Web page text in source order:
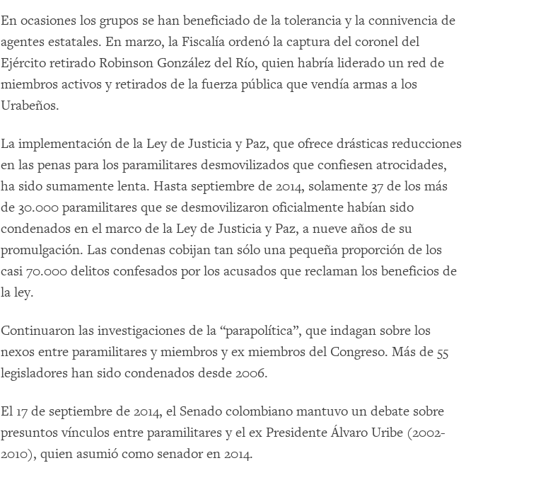
En ocasiones los grupos se han beneficiado de la tolerancia y la connivencia de
agentes estatales. En marzo, la Fiscalía ordenó la captura del coronel del
Ejército retirado Robinson González del Río, quien habría liderado un red de
miembros activos y retirados de la fuerza pública que vendía armas a los
Urabeños.
La implementación de la Ley de Justicia y Paz, que ofrece drásticas reducciones
en las penas para los paramilitares desmovilizados que confiesen atrocidades,
ha sido sumamente lenta. Hasta septiembre de 2014, solamente 37 de los más
de 30.000 paramilitares que se desmovilizaron oficialmente habían sido
condenados en el marco de la Ley de Justicia y Paz, a nueve años de su
promulgación. Las condenas cobijan tan sólo una pequeña proporción de los
casi 70.000 delitos confesados por los acusados que reclaman los beneficios de
la ley.
Continuaron las investigaciones de la “parapolítica”, que indagan sobre los
nexos entre paramilitares y miembros y ex miembros del Congreso. Más de 55
legisladores han sido condenados desde 2006.
El 17 de septiembre de 2014, el Senado colombiano mantuvo un debate sobre
presuntos vínculos entre paramilitares y el ex Presidente Álvaro Uribe (2002-
2010), quien asumió como senador en 2014.